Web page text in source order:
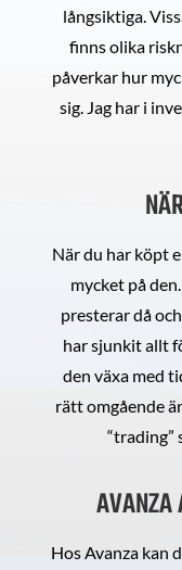
långsiktiga.
finns olika
påverkar hur
sig. Jag har i
När du har köpt
mycket på
presterar då
har sjunkit allt
den växa med
rätt omgående
“trading”
AVANZA
Hos Avanza kan